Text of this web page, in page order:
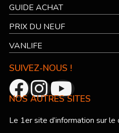
GUIDE ACHAT
PRIX DU NEUF
VANLIFE
SUIVEZ-NOUS !
NOS AUTRES SITES
Le 1er site d’information sur le